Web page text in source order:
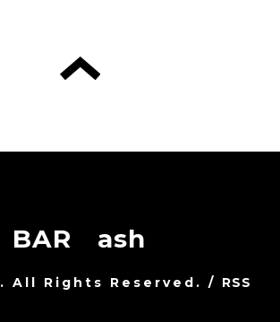
BAR ash
. All Rights Reserved. / RSS